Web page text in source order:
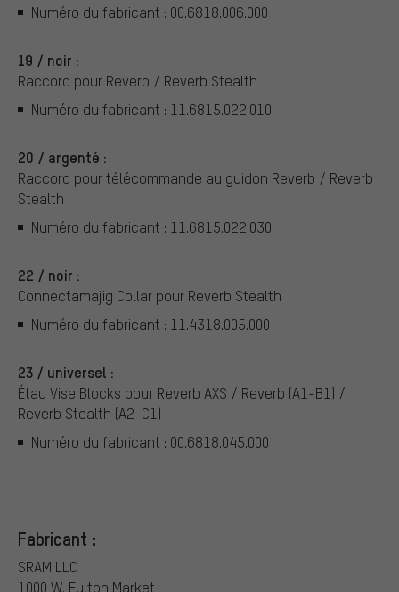
Numéro du fabricant : 00.6818.006.000
19 / noir :
Raccord pour Reverb / Reverb Stealth
Numéro du fabricant : 11.6815.022.010
20 / argenté :
Raccord pour télécommande au guidon Reverb / Reverb
Stealth
Numéro du fabricant : 11.6815.022.030
22 / noir :
Connectamajig Collar pour Reverb Stealth
Numéro du fabricant : 11.4318.005.000
23 / universel :
Étau Vise Blocks pour Reverb AXS / Reverb (A1-B1) /
Reverb Stealth (A2-C1)
Numéro du fabricant : 00.6818.045.000
Fabricant :
SRAM LLC
1000 W. Fulton Market